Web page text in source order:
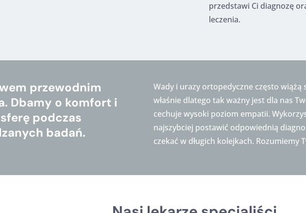
przedstawi Ci diagnozę
leczenia.
przewodnim
Dbamy o komfort i
podczas
badań.
Wady i urazy ortopedyczne często
właśnie dlatego tak ważny jest dla nas
cechuje wysoki poziom empatii.
najszybciej postawić odpowiednią
czekać w długich kolejkach. Rozumiemy